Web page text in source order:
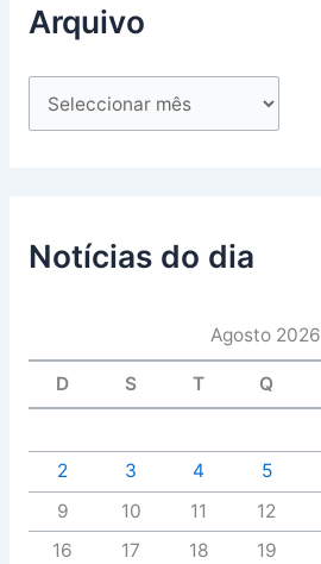
Arquivo
Notícias do dia
Agosto 2026
D S T Q
2
3 4 5
9
10 11 12
16
17 18 19